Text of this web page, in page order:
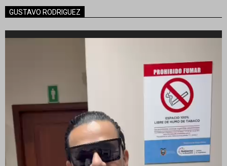
GUSTAVO RODRIGUEZ
Reproductor